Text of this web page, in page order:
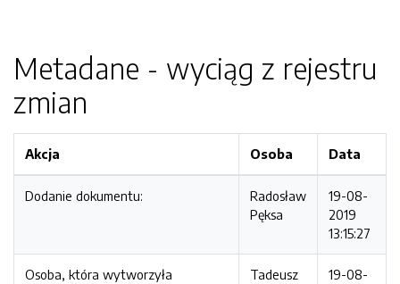
Metadane - wyciąg z rejestru
zmian
Akcja Osoba Data
Dodanie dokumentu:
Radosław
Pęksa
19-08-
2019
13:15:27
Osoba, która wytworzyła
Tadeusz
19-08-